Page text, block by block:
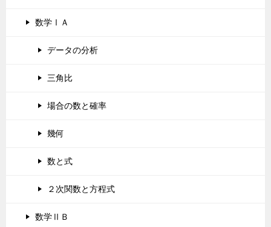
数学ⅠＡ
データの分析
三角比
場合の数と確率
幾何
数と式
２次関数と方程式
数学ⅡＢ